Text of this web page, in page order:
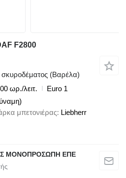
F2800
(Βαρέλα)
ωρ./λειτ.
Euro 1
μπετονιέρας Liebherr
ΜΟΝΟΠΡΟΣΩΠΗ ΕΠΕ